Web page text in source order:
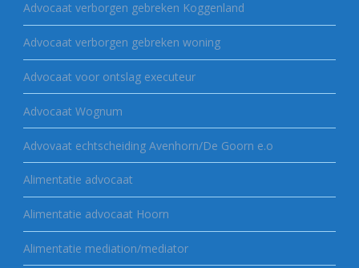
Advocaat verborgen gebreken Koggenland
Advocaat verborgen gebreken woning
Advocaat voor ontslag executeur
Advocaat Wognum
Advovaat echtscheiding Avenhorn/De Goorn e.o
Alimentatie advocaat
Alimentatie advocaat Hoorn
Alimentatie mediation/mediator